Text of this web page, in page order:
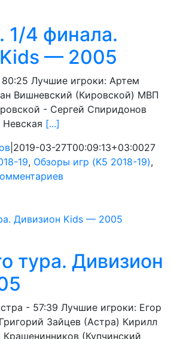
4 финала.
— 2005
Лучшие игроки: Артем
Вишневский (Кировской) МВП
- Сергей Спиридонов
[...]
2019-03-27T00:09:13+03:0027
19, Обзоры игр (K5 2018-19),
Дивизион Kids — 2005
тура. Дивизион
- 57:39 Лучшие игроки: Егор
Зайцев (Астра) Кирилл
(Купчинский